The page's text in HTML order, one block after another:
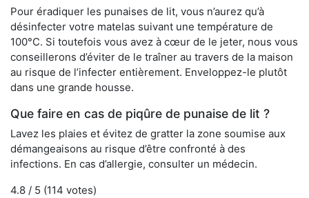
Pour éradiquer les punaises de lit, vous n’aurez qu’à
désinfecter votre matelas suivant une température de
100°C. Si toutefois vous avez à cœur de le jeter, nous vous
conseillerons d’éviter de le traîner au travers de la maison
au risque de l’infecter entièrement. Enveloppez-le plutôt
dans une grande housse.
Que faire en cas de piqûre de punaise de lit ?
Lavez les plaies et évitez de gratter la zone soumise aux
démangeaisons au risque d’être confronté à des
infections. En cas d’allergie, consulter un médecin.
4.8 / 5 (114 votes)